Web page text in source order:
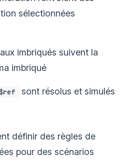
sélectionnées
imbriqués suivent la
imbriqué
$ref
sont résolus et simulés
définir des règles de
pour des scénarios